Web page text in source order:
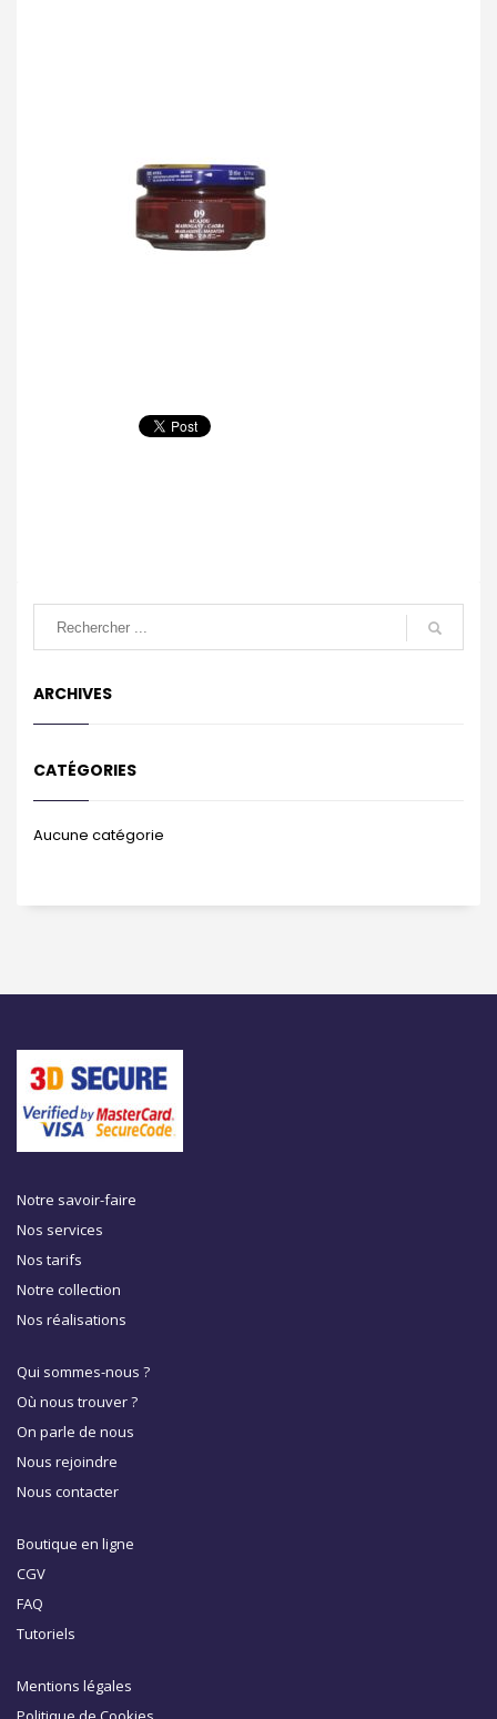
ARCHIVES
CATÉGORIES
Aucune catégorie
Notre savoir-faire
Nos services
Nos tarifs
Notre collection
Nos réalisations
Qui sommes-nous ?
Où nous trouver ?
On parle de nous
Nous rejoindre
Nous contacter
Boutique en ligne
CGV
FAQ
Tutoriels
Mentions légales